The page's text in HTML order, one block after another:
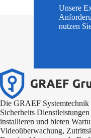
Unsere
nutzen
Die GRAEF
Sicherheits
installieren und bieten
Videoüberwachung,